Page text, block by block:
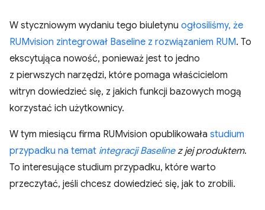
W styczniowym wydaniu tego biuletynu ogłosiliśmy, że
RUMvision zintegrował Baseline z rozwiązaniem RUM. To
ekscytująca nowość, ponieważ jest to jedno
z pierwszych narzędzi, które pomaga właścicielom
witryn dowiedzieć się, z jakich funkcji bazowych mogą
korzystać ich użytkownicy.
W tym miesiącu firma RUMvision opublikowała studium
przypadku na temat integracji Baselinez jej produktem.
To interesujące studium przypadku, które warto
przeczytać, jeśli chcesz dowiedzieć się, jak to zrobili.